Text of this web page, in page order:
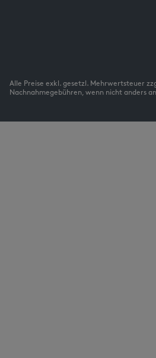
Alle Preise exkl. gesetzl. Mehrwertsteuer
Nachnahmegebühren, wenn nicht anders